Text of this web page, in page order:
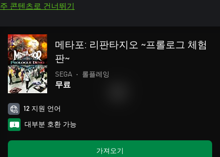
주 콘텐츠로 건너뛰기
메타포: 리판타지오 ~프롤로그 체험
판~
SEGA • 롤플레잉
무료
12 지원 언어
대부분 호환 가능
가져오기